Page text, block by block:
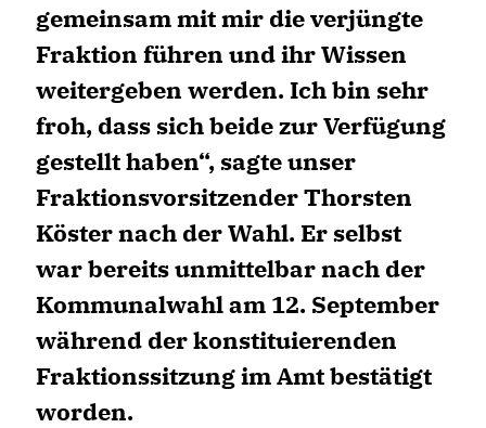
gemeinsam mit mir die verjüngte
Fraktion führen und ihr Wissen
weitergeben werden. Ich bin sehr
froh, dass sich beide zur Verfügung
gestellt haben“, sagte unser
Fraktionsvorsitzender Thorsten
Köster nach der Wahl. Er selbst
war bereits unmittelbar nach der
Kommunalwahl am 12. September
während der konstituierenden
Fraktionssitzung im Amt bestätigt
worden.